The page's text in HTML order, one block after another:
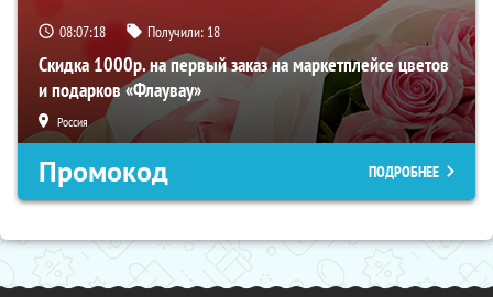
08:07:16 Получили: 18
Скидка 1000р. на первый заказ на маркетплейсе цветов
и подарков «Флаувау»
Россия
Промокод ПОДРОБНЕЕ